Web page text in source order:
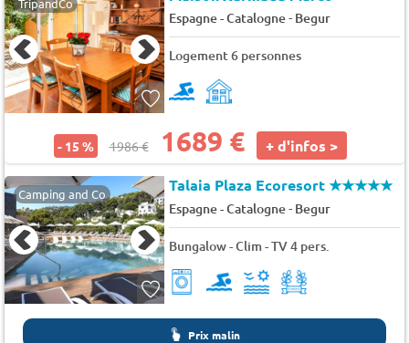
TripandCo
Espagne - Catalogne- Begur
Logement 6 personnes
- 15 % 1986 € 1689 € + d'infos >
Camping and Co Talaia Plaza Ecoresort★★★★★
Espagne - Catalogne- Begur
Bungalow - Clim - TV 4 pers.
Prix malin